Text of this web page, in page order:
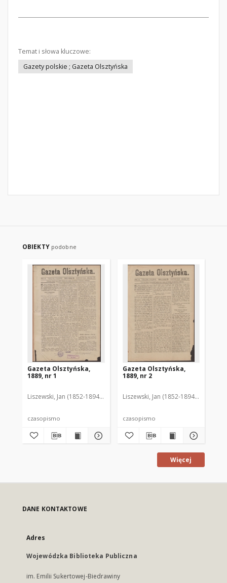
Temat i słowa kluczowe:
Gazety polskie ; Gazeta Olsztyńska
OBIEKTY podobne
Gazeta Olsztyńska,
1889, nr 1
Liszewski, Jan (1852-1894). Red.
czasopismo
Gazeta Olsztyńska,
1889, nr 2
Liszewski, Jan (1852-1894). Red.
czasopismo
Więcej
DANE KONTAKTOWE
Adres
Wojewódzka Biblioteka Publiczna
im. Emilii Sukertowej-Biedrawiny